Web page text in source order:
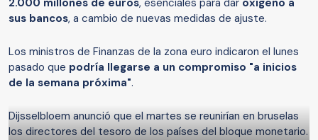
2.000 millones de euros, esenciales para dar oxígeno a
sus bancos, a cambio de nuevas medidas de ajuste.
Los ministros de Finanzas de la zona euro indicaron el lunes
pasado que podría llegarse a un compromiso "a inicios
de la semana próxima".
Dijsselbloem anunció que el martes se reunirían en bruselas
los directores del tesoro de los países del bloque monetario.